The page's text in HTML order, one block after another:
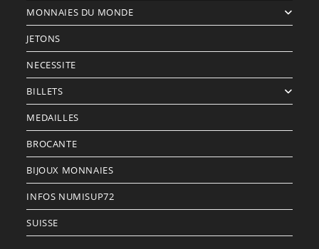
MONNAIES DU MONDE
JETONS
NECESSITE
BILLETS
MEDAILLES
BROCANTE
BIJOUX MONNAIES
INFOS NUMISUP72
SUISSE